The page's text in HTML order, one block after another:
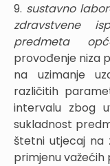
9. sustavno
zdravstvene
predmeta
provođenje niza
na uzimanje
različitih
intervalu zbog
sukladnost
štetni utjecaj na
primjenu važećih